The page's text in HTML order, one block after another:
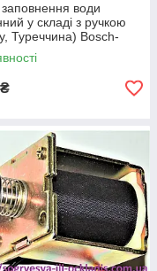
води
у складі з ручкою
Туреччина) Bosch-
арт. KZ44T, к.з. 0893
₴